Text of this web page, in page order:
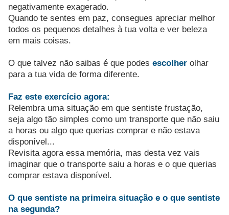
negativamente exagerado.
Quando te sentes em paz, consegues apreciar melhor
todos os pequenos detalhes à tua volta e ver beleza
em mais coisas.
O que talvez não saibas é que podes escolher olhar
para a tua vida de forma diferente.
Faz este exercício agora:
Relembra uma situação em que sentiste frustação,
seja algo tão simples como um transporte que não saiu
a horas ou algo que querias comprar e não estava
disponível...
Revisita agora essa memória, mas desta vez vais
imaginar que o transporte saiu a horas e o que querias
comprar estava disponível.
O que sentiste na primeira situação e o que sentiste
na segunda?